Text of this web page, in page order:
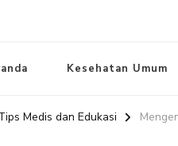
Kesehatan Umum
Medis dan Edukasi